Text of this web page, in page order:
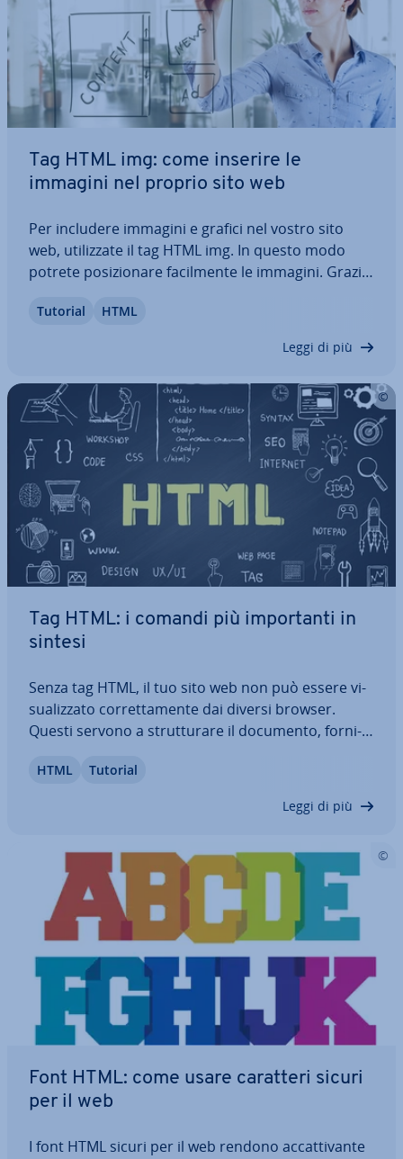
Tag HTML img: come inserire le
immagini nel proprio sito web
Per includere immagini e grafici nel vostro sito
web, uti­liz­za­te il tag HTML img. In questo modo
potrete po­si­zio­na­re fa­cil­men­te le immagini. Grazie
adatti in modo ottimale alla vostra pagina web. Vi
Tutorial HTML
Leggi di più
Tag HTML: i comandi più im­por­tan­ti in
sintesi
Senza tag HTML, il tuo sito web non può essere vi­
sua­liz­za­to cor­ret­ta­men­te dai diversi browser.
Questi servono a strut­tu­ra­re il documento, for­ni­
par­ti­co­lar­men­te im­por­tan­ti per il tuo sito web. In
HTML Tutorial
Leggi di più
Font HTML: come usare caratteri sicuri
per il web
I font HTML sicuri per il web rendono ac­cat­ti­van­te